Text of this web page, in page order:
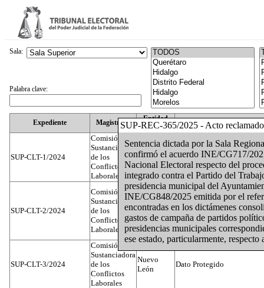
SUP-REC-365/2025 - Acto reclamado
Sentencia dictada por la Sala
confirmó el acuerdo INE/CG717/
Nacional Electoral respecto del
integrado contra el Partido del
presidencia municipal del
INE/CG848/2025 emitida por el
encontradas en los dictámenes
gastos de campaña de partidos
presidencias municipales
ese estado, particularmente,
Expediente Magistrado
Entidad
Federativa
SUP-CLT-1/2024
Comisión
Sustanciadora
de los
Conflictos
Laborales
Federal Juan José Serrato Velasco
SUP-CLT-2/2024
Comisión
Sustanciadora
de los
Conflictos
Laborales
Federal José Luis Muñoz Zambrano
SUP-CLT-3/2024
Comisión
Sustanciadora
de los
Conflictos
Laborales
Nuevo
León
Dato Protegido
Sala:
Palabra clave: